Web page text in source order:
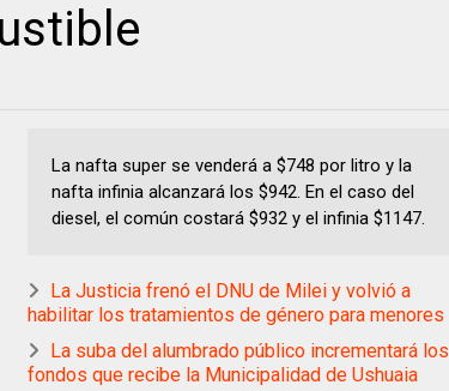
La nafta super se venderá a $748 por litro y la
nafta infinia alcanzará los $942. En el caso del
diesel, el común costará $932 y el infinia $1147.
La Justicia frenó el DNU de Milei y volvió a
habilitar los tratamientos de género para menores
La suba del alumbrado público incrementará los
fondos que recibe la Municipalidad de Ushuaia